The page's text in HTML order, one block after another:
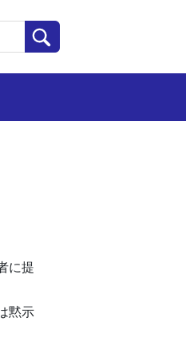
に提
黙示